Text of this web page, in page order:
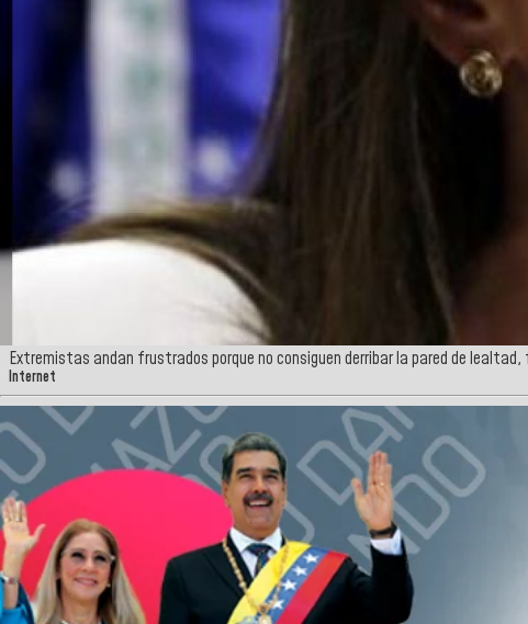
Extremistas andan frustrados porque no consiguen derribar la pared de
Internet